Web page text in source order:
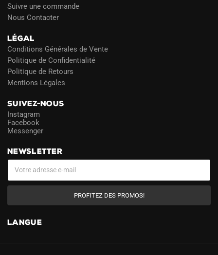
Suivre une commande
Nous Contacter
LÉGAL
Conditions Générales de Vente
Politique de Confidentialité
Politique de Retours
Mentions Légales
SUIVEZ-NOUS
Instagram
Facebook
Messenger
NEWSLETTER
PROFITEZ DES PROMOS!
LANGUE